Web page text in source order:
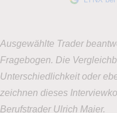
Ausgewählte Trader
Fragebogen. Die
Unterschiedlichkeit oder
zeichnen dieses
Berufstrader Ulrich Maier.